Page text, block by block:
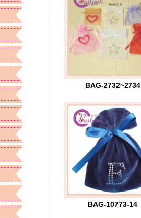
BAG-2732~2734
BAG-10773-14